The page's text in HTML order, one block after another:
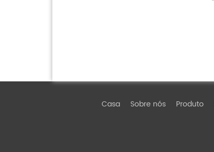
Casa Sobre nós Produto